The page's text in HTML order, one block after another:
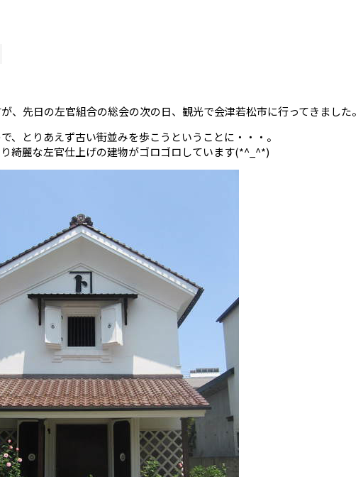
、先日の左官組合の総会の次の日、観光で会津若松市に行ってきました。
、とりあえず古い街並みを歩こうということに・・・。
綺麗な左官仕上げの建物がゴロゴロしています(*^_^*)